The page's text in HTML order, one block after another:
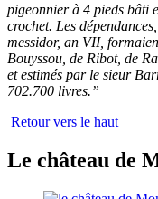
pigeonnier à 4 pieds bâti
crochet. Les
messidor, an VII,
Bouyssou, de Ribot, de
et estimés par le sieur
702.700 livres.”
Retour vers le haut
Le château de